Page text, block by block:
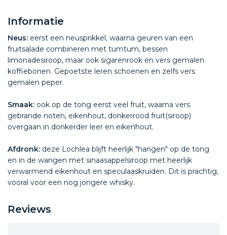
Informatie
Neus: eerst een neusprikkel, waarna geuren van een
fruitsalade combineren met tumtum, bessen
limonadesiroop, maar ook sigarenrook en vers gemalen
koffiebonen. Gepoetste leren schoenen en zelfs vers
gemalen peper.
Smaak: ook op de tong eerst veel fruit, waarna vers
gebrande noten, eikenhout, donkerrood fruit(siroop)
overgaan in donkerder leer en eikenhout.
Afdronk: deze Lochlea blijft heerlijk "hangen" op de tong
en in de wangen met sinaasappelsiroop met heerlijk
verwarmend eikenhout en speculaaskruiden. Dit is prachtig,
vooral voor een nog jongere whisky.
Reviews